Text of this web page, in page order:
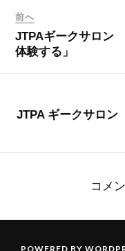
前へ
JTPAギークサロン
体験する」
JTPA ギークサロン
コメ
POWERED BY